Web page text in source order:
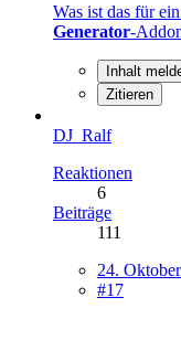
Was ist das für ein
Generator-
Inhalt
Zitieren
DJ_Ralf
Reaktionen
6
Beiträge
111
24.
#17